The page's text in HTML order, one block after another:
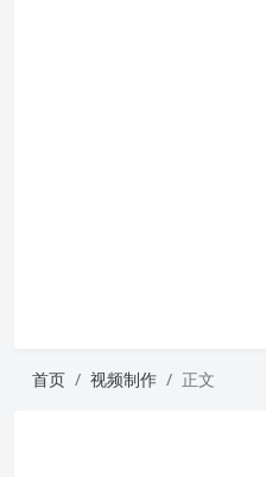
首页 视频制作 正文